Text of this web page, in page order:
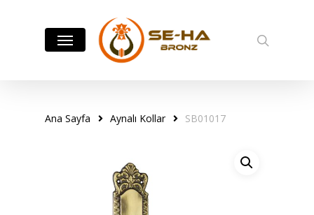
Menu
Ana Sayfa Aynalı Kollar SB01017